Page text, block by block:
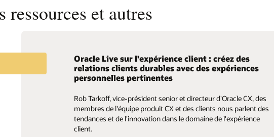
ressources et autres
Oracle Live sur l'expérience client : créez des
relations clients durables avec des expériences
personnelles pertinentes
Rob Tarkoff, vice-président senior et directeur d'Oracle CX, des
membres de l'équipe produit CX et des clients nous parlent des
tendances et de l'innovation dans le domaine de l'expérience
client.
Oracle est nommé leader Forrester Wave pour les
solutions d'automatisation de la force de vente,
2e T 2021
Forrester a reconnu qu'Oracle avait « une vision solide basée
sur les données et l'IA, ainsi qu'une feuille de route alignée
conçue pour automatiser la gestion des données et les
processus de vente, tout en offrant des expériences hyper-
Découvrez la communauté SmarterCX
Découvrez les tendances en matière de marketing et de ventes,
de ressources.
En savoir plus sur les tendances dans le domaine de
l'expérience client